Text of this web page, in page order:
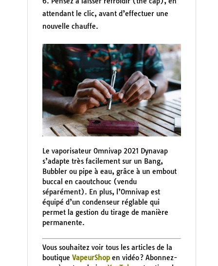
attendant le clic, avant d’effectuer une
nouvelle chauffe.
Le vaporisateur Omnivap 2021 Dynavap
s’adapte très facilement sur un Bang,
Bubbler ou pipe à eau, grâce à un embout
buccal en caoutchouc (vendu
séparément). En plus, l’Omnivap est
équipé d’un condenseur réglable qui
permet la gestion du tirage de manière
permanente.
Vous souhaitez voir tous les articles de la
boutique VapeurShopen vidéo ? Abonnez-